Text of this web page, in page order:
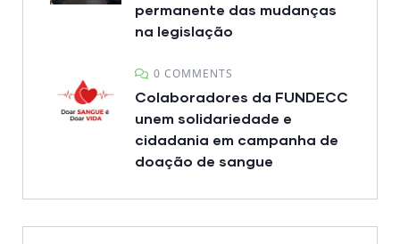
permanente das mudanças
na legislação
0 COMMENTS
Colaboradores da FUNDECC
unem solidariedade e
cidadania em campanha de
doação de sangue